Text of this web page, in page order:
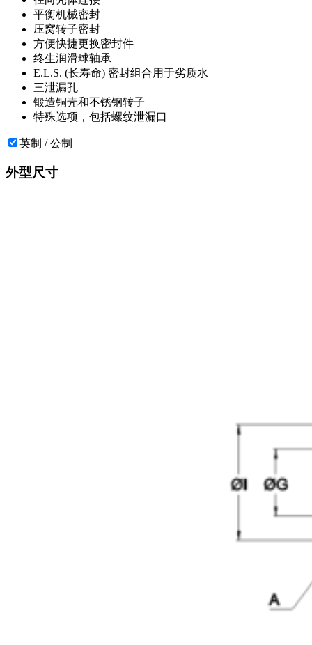
平衡机械密封
压窝转子密封
方便快捷更换密封件
终生润滑球轴承
E.L.S. (长寿命) 密封组合用于劣质水
三泄漏孔
锻造铜壳和不锈钢转子
特殊选项，包括螺纹泄漏口
英制 / 公制
外型尺寸